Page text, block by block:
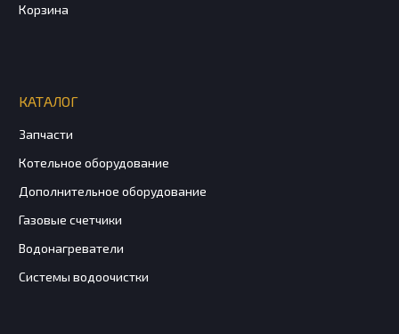
Корзина
КАТАЛОГ
Запчасти
Котельное оборудование
Дополнительное оборудование
Газовые счетчики
Водонагреватели
Системы водоочистки